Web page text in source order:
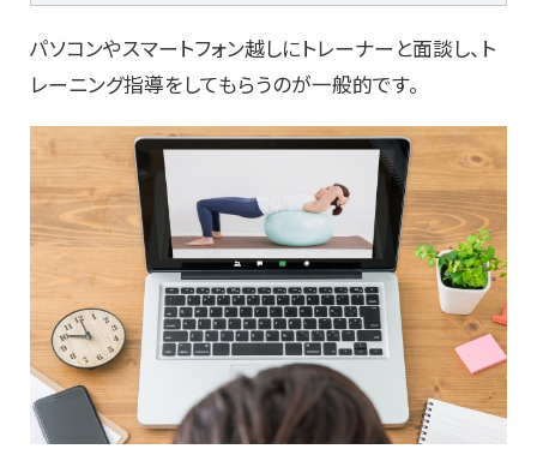
パソコンやスマートフォン越しにトレーナーと面談し、ト
レーニング指導をしてもらうのが一般的です。